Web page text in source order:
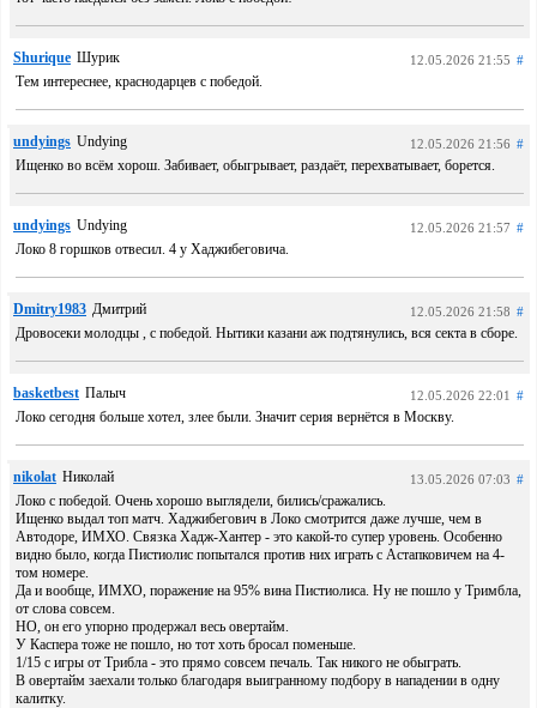
Shurique Шурик 12.05.2026 21:55 #
Тем интереснее, краснодарцев с победой.
undyings Undying 12.05.2026 21:56 #
Ищенко во всём хорош. Забивает, обыгрывает, раздаёт, перехватывает, борется.
undyings Undying 12.05.2026 21:57 #
Локо 8 горшков отвесил. 4 у Хаджибеговича.
Dmitry1983 Дмитрий 12.05.2026 21:58 #
Дровосеки молодцы , с победой. Нытики казани аж подтянулись, вся секта в сборе.
basketbest Палыч 12.05.2026 22:01 #
Локо сегодня больше хотел, злее были. Значит серия вернётся в Москву.
nikolat Николай 13.05.2026 07:03 #
Локо с победой. Очень хорошо выглядели, бились/сражались.
Ищенко выдал топ матч. Хаджибегович в Локо смотрится даже лучше, чем в
Автодоре, ИМХО. Связка Хадж-Хантер - это какой-то супер уровень. Особенно
видно было, когда Пистиолис попытался против них играть с Астапковичем на 4-
том номере.
Да и вообще, ИМХО, поражение на 95% вина Пистиолиса. Ну не пошло у Тримбла,
от слова совсем.
НО, он его упорно продержал весь овертайм.
У Каспера тоже не пошло, но тот хоть бросал поменьше.
1/15 с игры от Трибла - это прямо совсем печаль. Так никого не обыграть.
В овертайм заехали только благодаря выигранному подбору в нападении в одну
калитку.